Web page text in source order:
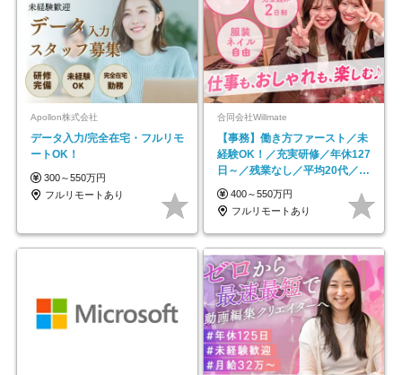
Apollon株式会社
データ入力/完全在宅・フルリモ
ートOK！
300～550万円
フルリモートあり
合同会社Willmate
【事務】働き方ファースト／未
経験OK！／充実研修／年休127
日～／残業なし／平均20代／リ
モートOK
400～550万円
フルリモートあり